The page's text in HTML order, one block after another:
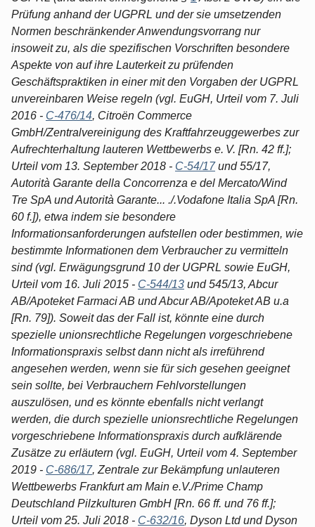
Prüfung anhand der UGPRL und der sie umsetzenden
Normen beschränkender Anwendungsvorrang nur
insoweit zu, als die spezifischen Vorschriften besondere
Aspekte von auf ihre Lauterkeit zu prüfenden
Geschäftspraktiken in einer mit den Vorgaben der UGPRL
unvereinbaren Weise regeln (vgl. EuGH, Urteil vom 7. Juli
2016 - C-476/14, Citroën Commerce
GmbH/Zentralvereinigung des Kraftfahrzeuggewerbes zur
Aufrechterhaltung lauteren Wettbewerbs e. V. [Rn. 42 ff.];
Urteil vom 13. September 2018 - C-54/17und 55/17,
Autorità Garante della Concorrenza e del Mercato/Wind
Tre SpA und Autorità Garante... ./.Vodafone Italia SpA [Rn.
60 f.]), etwa indem sie besondere
Informationsanforderungen aufstellen oder bestimmen, wie
bestimmte Informationen dem Verbraucher zu vermitteln
sind (vgl. Erwägungsgrund 10 der UGPRL sowie EuGH,
Urteil vom 16. Juli 2015 - C-544/13 und 545/13, Abcur
AB/Apoteket Farmaci AB und Abcur AB/Apoteket AB u.a
[Rn. 79]). Soweit das der Fall ist, könnte eine durch
spezielle unionsrechtliche Regelungen vorgeschriebene
Informationspraxis selbst dann nicht als irreführend
angesehen werden, wenn sie für sich gesehen geeignet
sein sollte, bei Verbrauchern Fehlvorstellungen
auszulösen, und es könnte ebenfalls nicht verlangt
werden, die durch spezielle unionsrechtliche Regelungen
vorgeschriebene Informationspraxis durch aufklärende
Zusätze zu erläutern (vgl. EuGH, Urteil vom 4. September
2019 - C-686/17, Zentrale zur Bekämpfung unlauteren
Wettbewerbs Frankfurt am Main e.V./Prime Champ
Deutschland Pilzkulturen GmbH [Rn. 66 ff. und 76 ff.];
Urteil vom 25. Juli 2018 - C-632/16, Dyson Ltd und Dyson